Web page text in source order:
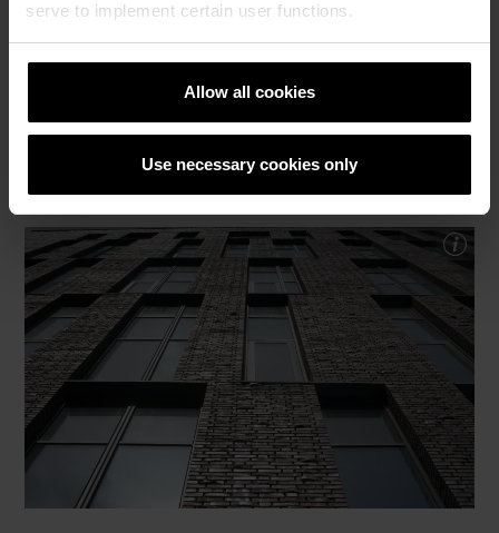
serve to implement certain user functions.
Allow all cookies
Use necessary cookies only